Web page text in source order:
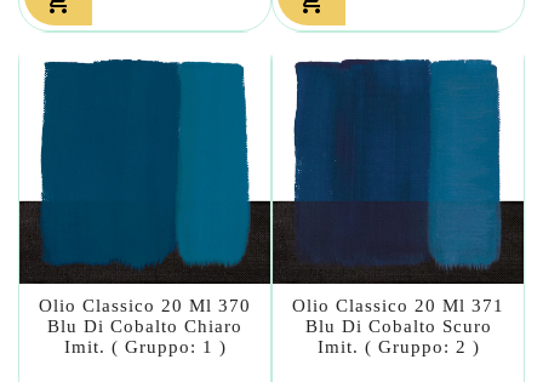
Olio Classico 20 Ml 370
Blu Di Cobalto Chiaro
Imit. ( Gruppo: 1 )
Olio Classico 20 Ml 371
Blu Di Cobalto Scuro
Imit. ( Gruppo: 2 )